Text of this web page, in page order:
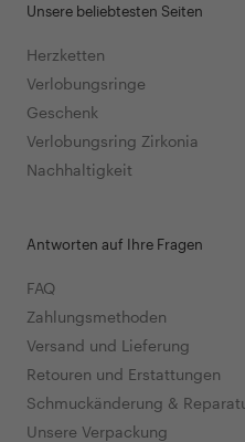
Unsere beliebtesten Seiten
Herzketten
Verlobungsringe
Geschenk
Verlobungsring Zirkonia
Nachhaltigkeit
Antworten auf Ihre Fragen
FAQ
Zahlungsmethoden
Versand und Lieferung
Retouren und Erstattungen
Schmuckänderung &
Unsere Verpackung